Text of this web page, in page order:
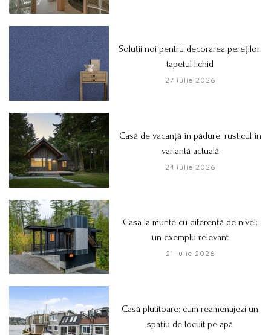
Soluții noi pentru decorarea pereților:
tapetul lichid
27 iulie 2026
Casă de vacanță în pădure: rusticul în
variantă actuală
24 iulie 2026
Casa la munte cu diferență de nivel:
un exemplu relevant
21 iulie 2026
Casă plutitoare: cum reamenajezi un
spațiu de locuit pe apă